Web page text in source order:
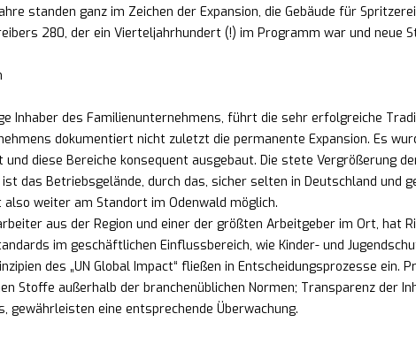
standen ganz im Zeichen der Expansion, die Gebäude für
280, der ein Vierteljahrhundert (!) im Programm war und neue
Inhaber des Familienunternehmens, führt die sehr erfolgreiche
dokumentiert nicht zuletzt die permanente Expansion. Es
diese Bereiche konsequent ausgebaut. Die stete Vergrößerung
ist das Betriebsgelände, durch das, sicher selten in Deutschland
also weiter am Standort im Odenwald möglich.
aus der Region und einer der größten Arbeitgeber im Ort, hat
im geschäftlichen Einflussbereich, wie Kinder- und
des „UN Global Impact“ fließen in Entscheidungsprozesse
Stoffe außerhalb der branchenüblichen Normen; Transparenz der
gewährleisten eine entsprechende Überwachung.